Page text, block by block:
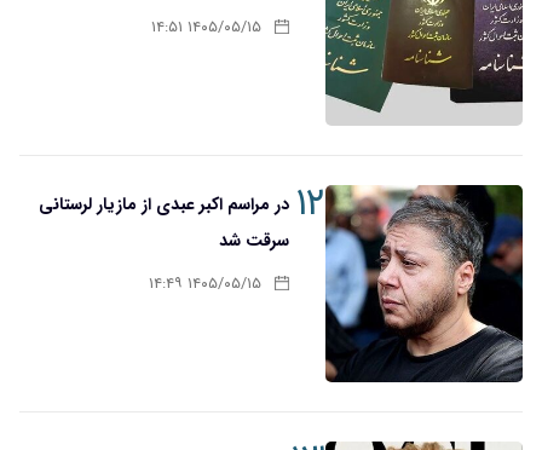
۱۴۰۵/۰۵/۱۵ ۱۴:۵۱
۱۲ در مراسم اکبر عبدی از مازیار لرستانی
سرقت شد
۱۴۰۵/۰۵/۱۵ ۱۴:۴۹